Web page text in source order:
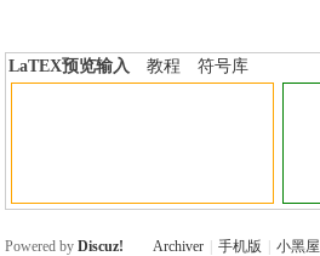
LaTEX预览输入 教程
符号库
Archiver 手机版 小黑屋
Powered byDiscuz!